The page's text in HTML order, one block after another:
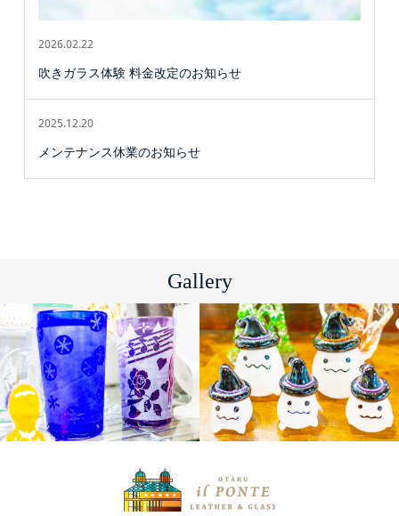
2026.02.22
吹きガラス体験 料金改定のお知らせ
2025.12.20
メンテナンス休業のお知らせ
Gallery
制作体験 ガラス商品